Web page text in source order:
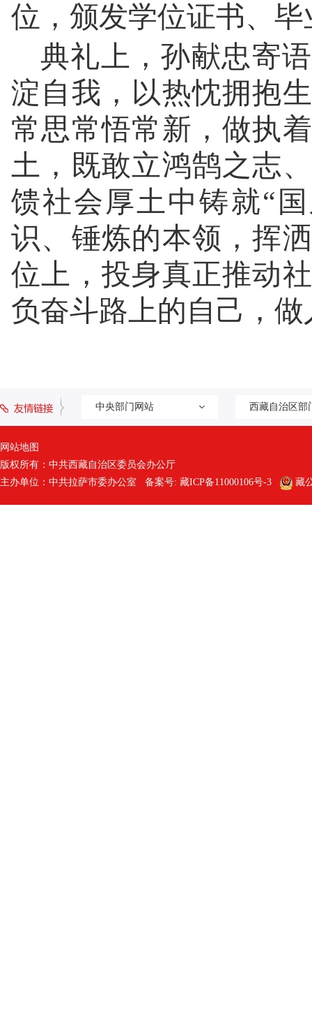
位，颁发学位证书、
典礼上，孙献忠寄
淀自我，以热忱拥抱
常思常悟常新，做执
土，既敢立鸿鹄之志
馈社会厚土中铸就“
识、锤炼的本领，挥
位上，投身真正推动
负奋斗路上的自己，
中央部门网站 西藏自治区部
网站地图
版权所有：中共西藏自治区委员会办公厅
主办单位：中共拉萨市委办公室 备案号: 藏ICP备11000106号-3 藏